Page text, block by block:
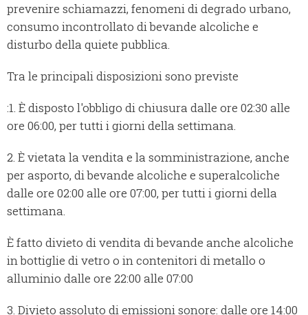
prevenire schiamazzi, fenomeni di degrado urbano,
consumo incontrollato di bevande alcoliche e
disturbo della quiete pubblica.
Tra le principali disposizioni sono previste
:1. È disposto l'obbligo di chiusura dalle ore 02:30 alle
ore 06:00, per tutti i giorni della settimana.
2. È vietata la vendita e la somministrazione, anche
per asporto, di bevande alcoliche e superalcoliche
dalle ore 02:00 alle ore 07:00, per tutti i giorni della
settimana.
È fatto divieto di vendita di bevande anche alcoliche
in bottiglie di vetro o in contenitori di metallo o
alluminio dalle ore 22:00 alle 07:00
3. Divieto assoluto di emissioni sonore: dalle ore 14:00